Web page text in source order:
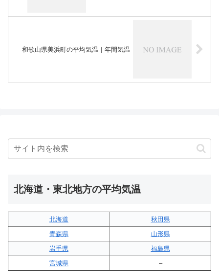
和歌山県美浜町の平均気温｜年間気温
北海道・東北地方の平均気温
北海道
秋田県
青森県
山形県
岩手県
福島県
宮城県
–